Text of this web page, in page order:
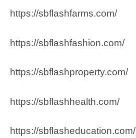
https://sbflashfarms.com/
https://sbflashfashion.com/
https://sbflashproperty.com/
https://sbflashhealth.com/
https://sbflasheducation.com/